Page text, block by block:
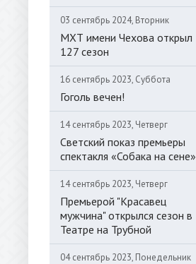
03 сентябрь 2024, Вторник
МХТ имени Чехова открыл
127 сезон
16 сентябрь 2023, Суббота
Гоголь вечен!
14 сентябрь 2023, Четверг
Светский показ премьеры
спектакля «Собака на сене»
14 сентябрь 2023, Четверг
Премьерой "Красавец
мужчина" открылся сезон в
Театре на Трубной
04 сентябрь 2023, Понедельник